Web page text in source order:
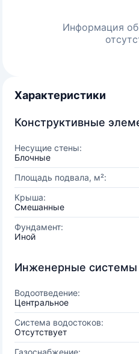
Информация об
Характеристики
Конструктивные
Несущие стены:
Блочные
Площадь подвала, м²:
Крыша:
Смешанные
Фундамент:
Иной
Инженерные системы
Водоотведение:
Центральное
Система водостоков:
Отсутствует
Газоснабжение: